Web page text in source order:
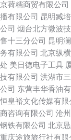
京荷糯商贸有限公司
播有限公司 昆明臧
公司 烟台北方微波
售十三分公司 昆明
务有限公司 北京纵
处 美日德电子工具
技有限公司 洪湖市
公司 东营丰华香油
恒皇裕文化传媒有限
商咨询有限公司 沧
钢铁有限公司 北京
重庆途旅旅行社有限